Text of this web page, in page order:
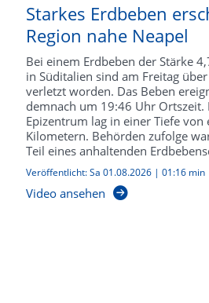
Starkes Erdbeben
Region nahe Neapel
Bei einem Erdbeben der Stärke
in Süditalien sind am Freitag
verletzt worden. Das Beben
demnach um 19:46 Uhr Ortszeit.
Epizentrum lag in einer Tiefe von
Kilometern. Behörden zufolge
Teil eines anhaltenden
Veröffentlicht:Sa 01.08.2026 | 01:16 min
Video ansehen